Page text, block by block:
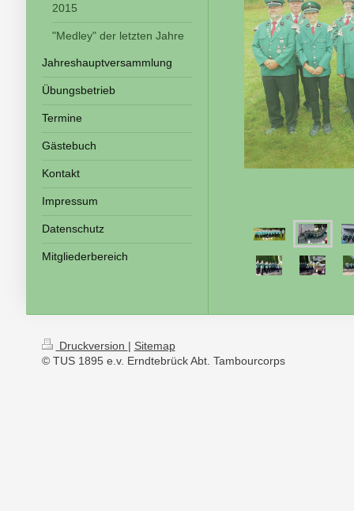
2015
"Medley" der letzten Jahre
Jahreshauptversammlung
Übungsbetrieb
Termine
Gästebuch
Kontakt
Impressum
Datenschutz
Mitgliederbereich
Druckversion | Sitemap
© TUS 1895 e.v. Erndtebrück Abt. Tambourcorps